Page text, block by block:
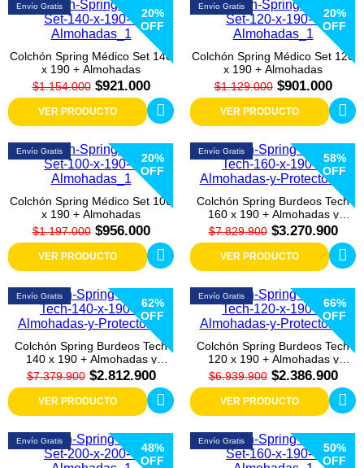
Sonido
Combos
Herramientas
Cuidado
Accesorios
Envío Gratis
20%
OFF
Colchón Spring Médico Set 140
x 190 + Almohadas
$1.154.000 $921.000
VER PRODUCTO
Envío Gratis
20%
OFF
Colchón Spring Médico Set 120
x 190 + Almohadas
$1.129.000 $901.000
VER PRODUCTO
Envío Gratis
20%
OFF
Colchón Spring Médico Set 100
x 190 + Almohadas
$1.197.000 $956.000
VER PRODUCTO
Envío Gratis
58%
OFF
Colchón Spring Burdeos Tech
160 x 190 + Almohadas y
Protector
$7.829.900 $3.270.900
VER PRODUCTO
Envío Gratis
62%
OFF
Colchón Spring Burdeos Tech
140 x 190 + Almohadas y
Protector
$7.379.900 $2.812.900
VER PRODUCTO
Envío Gratis
66%
OFF
Colchón Spring Burdeos Tech
120 x 190 + Almohadas y
Protector
$6.939.900 $2.386.900
VER PRODUCTO
Envío Gratis
48%
OFF
Envío Gratis
50%
OFF